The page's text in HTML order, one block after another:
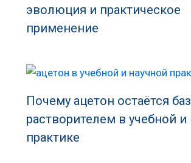
эволюция и практическое
применение
Почему ацетон остаётся
растворителем в учебной и
практике